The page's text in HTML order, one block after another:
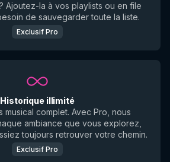
Ajoutez-la à vos playlists ou en file
de sauvegarder toute la liste.
Exclusif Pro
Historique illimité
musical complet. Avec Pro, nous
ambiance que vous explorez,
toujours retrouver votre chemin.
Exclusif Pro